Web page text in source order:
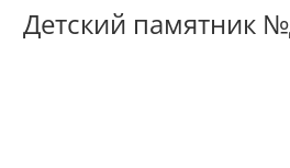
Детский памятник